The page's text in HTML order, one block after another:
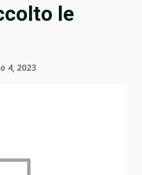
le
4, 2023